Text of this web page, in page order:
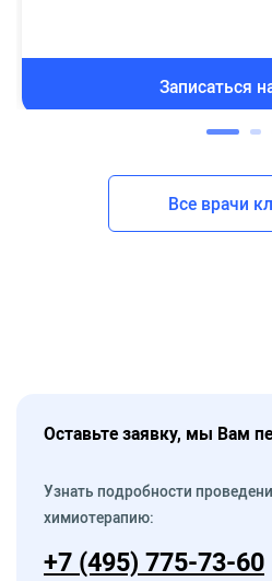
Записаться
Все врачи
Оставьте заявку, мы Вам
Узнать подробности
химиотерапию:
+7 (495) 775-73-60